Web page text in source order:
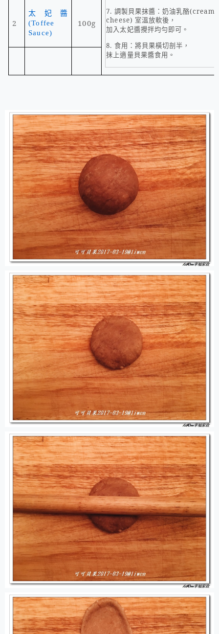
7. 調製貝果抹醬：奶油乳酪(cream
cheese) 室溫放軟後，
加入太妃醬攪拌均勻即可。
8. 食用：將貝果橫切剖半，
抹上適量貝果醬食用。
2
太妃醬
(Toffee
Sauce)
100g